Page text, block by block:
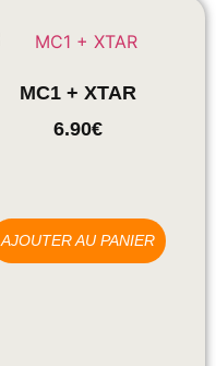
MC1 + XTAR
6.90€
AJOUTER AU PANIER